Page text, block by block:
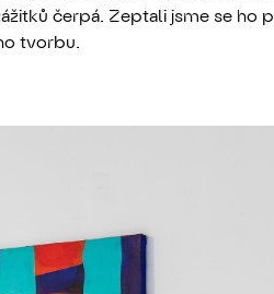
čerpá. Zeptali jsme se ho
tvorbu.